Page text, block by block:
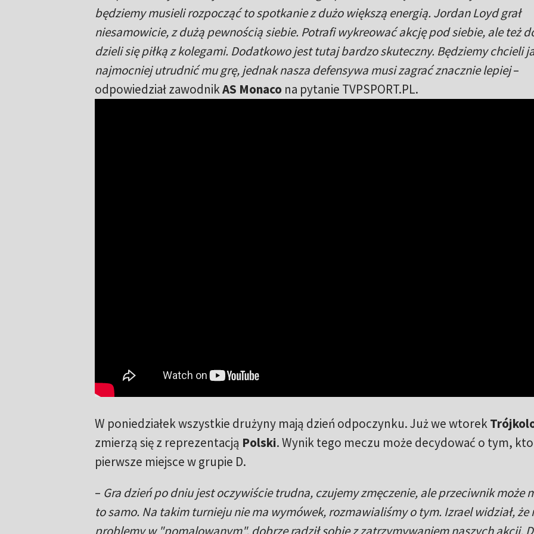
będziemy musieli rozpocząć to spotkanie z dużo większą energią. Jordan Loyd grał
niesamowicie, z dużą pewnością siebie. Potrafi wykreować akcję pod siebie, ale też
dzieli się piłką z kolegami. Dodatkowo jest tutaj bardzo skuteczny. Będziemy chcieli
najmocniej utrudnić mu grę, jednak nasza defensywa musi zagrać znacznie lepiej–
odpowiedział zawodnikAS Monaco na pytanie TVPSPORT.PL.
W poniedziałek wszystkie drużyny mają dzień odpoczynku. Już we wtorek
zmierzą się z reprezentacją Polski. Wynik tego meczu może decydować o tym,
pierwsze miejsce w grupie D.
– Gra dzień po dniu jest oczywiście trudna, czujemy zmęczenie, ale przeciwnik może
to samo. Na takim turnieju nie ma wymówek, rozmawialiśmy o tym. Izrael widział, że
problemy w "pomalowanym", dobrze radził sobie z zatrzymywaniem naszych akcji.